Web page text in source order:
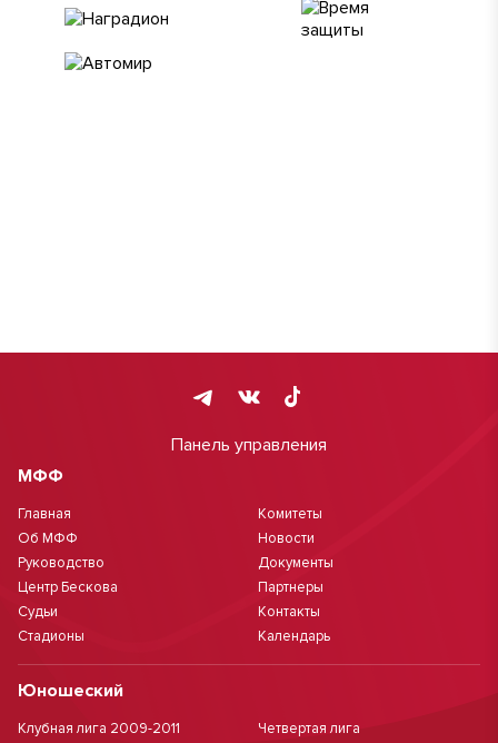
Панель управления
МФФ
Главная
Об МФФ
Руководство
Центр Бескова
Судьи
Стадионы
Комитеты
Новости
Документы
Партнеры
Контакты
Календарь
Юношеский
Клубная лига 2009-2011
Четвертая лига